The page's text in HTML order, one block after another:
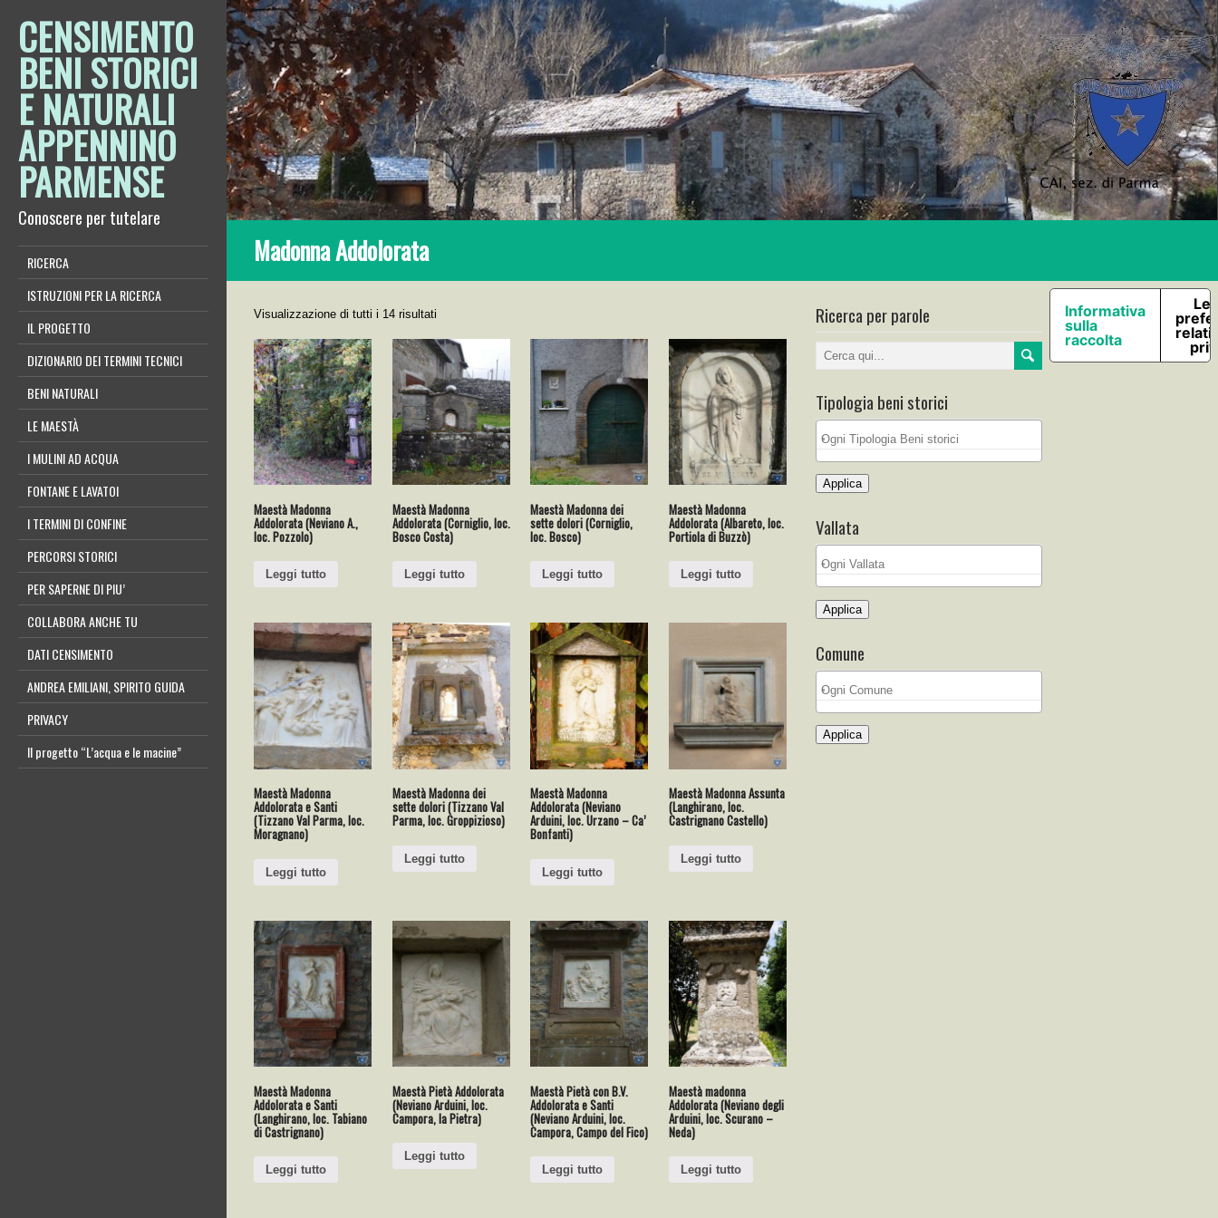
CENSIMENTO
BENI STORICI
E NATURALI
APPENNINO
PARMENSE
Conoscere per tutelare
RICERCA
ISTRUZIONI PER LA RICERCA
IL PROGETTO
DIZIONARIO DEI TERMINI TECNICI
BENI NATURALI
LE MAESTÀ
I MULINI AD ACQUA
FONTANE E LAVATOI
I TERMINI DI CONFINE
PERCORSI STORICI
PER SAPERNE DI PIU’
COLLABORA ANCHE TU
DATI CENSIMENTO
ANDREA EMILIANI, SPIRITO GUIDA
PRIVACY
Il progetto “L’acqua e le macine”
Madonna Addolorata
Visualizzazione di tutti i 14 risultati
Maestà Madonna
Addolorata (Neviano A.,
loc. Pozzolo)
Leggi tutto
Maestà Madonna
Addolorata (Corniglio, loc.
Bosco Costa)
Leggi tutto
Maestà Madonna dei
sette dolori (Corniglio,
loc. Bosco)
Leggi tutto
Maestà Madonna
Addolorata (Albareto, loc.
Portiola di Buzzò)
Leggi tutto
Maestà Madonna
Addolorata e Santi
(Tizzano Val Parma, loc.
Moragnano)
Leggi tutto
Maestà Madonna dei
sette dolori (Tizzano Val
Parma, loc. Groppizioso)
Leggi tutto
Maestà Madonna
Addolorata (Neviano
Arduini, loc. Urzano – Ca’
Bonfanti)
Leggi tutto
Maestà Madonna Assunta
(Langhirano, loc.
Castrignano Castello)
Leggi tutto
Maestà Madonna
Addolorata e Santi
(Langhirano, loc. Tabiano
di Castrignano)
Leggi tutto
Maestà Pietà Addolorata
(Neviano Arduini, loc.
Campora, la Pietra)
Leggi tutto
Maestà Pietà con B.V.
Addolorata e Santi
(Neviano Arduini, loc.
Campora, Campo del Fico)
Leggi tutto
Maestà madonna
Addolorata (Neviano degli
Arduini, loc. Scurano –
Neda)
Leggi tutto
Ricerca per parole
Tipologia beni storici
Applica
Vallata
Applica
Comune
Applica
Informativa
sulla
raccolta
Le